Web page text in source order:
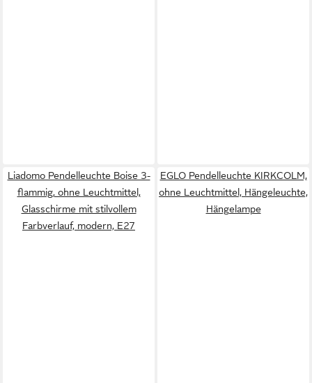
Liadomo Pendelleuchte Boise 3-
flammig, ohne Leuchtmittel,
Glasschirme mit stilvollem
Farbverlauf, modern, E27
EGLO Pendelleuchte KIRKCOLM,
ohne Leuchtmittel, Hängeleuchte,
Hängelampe